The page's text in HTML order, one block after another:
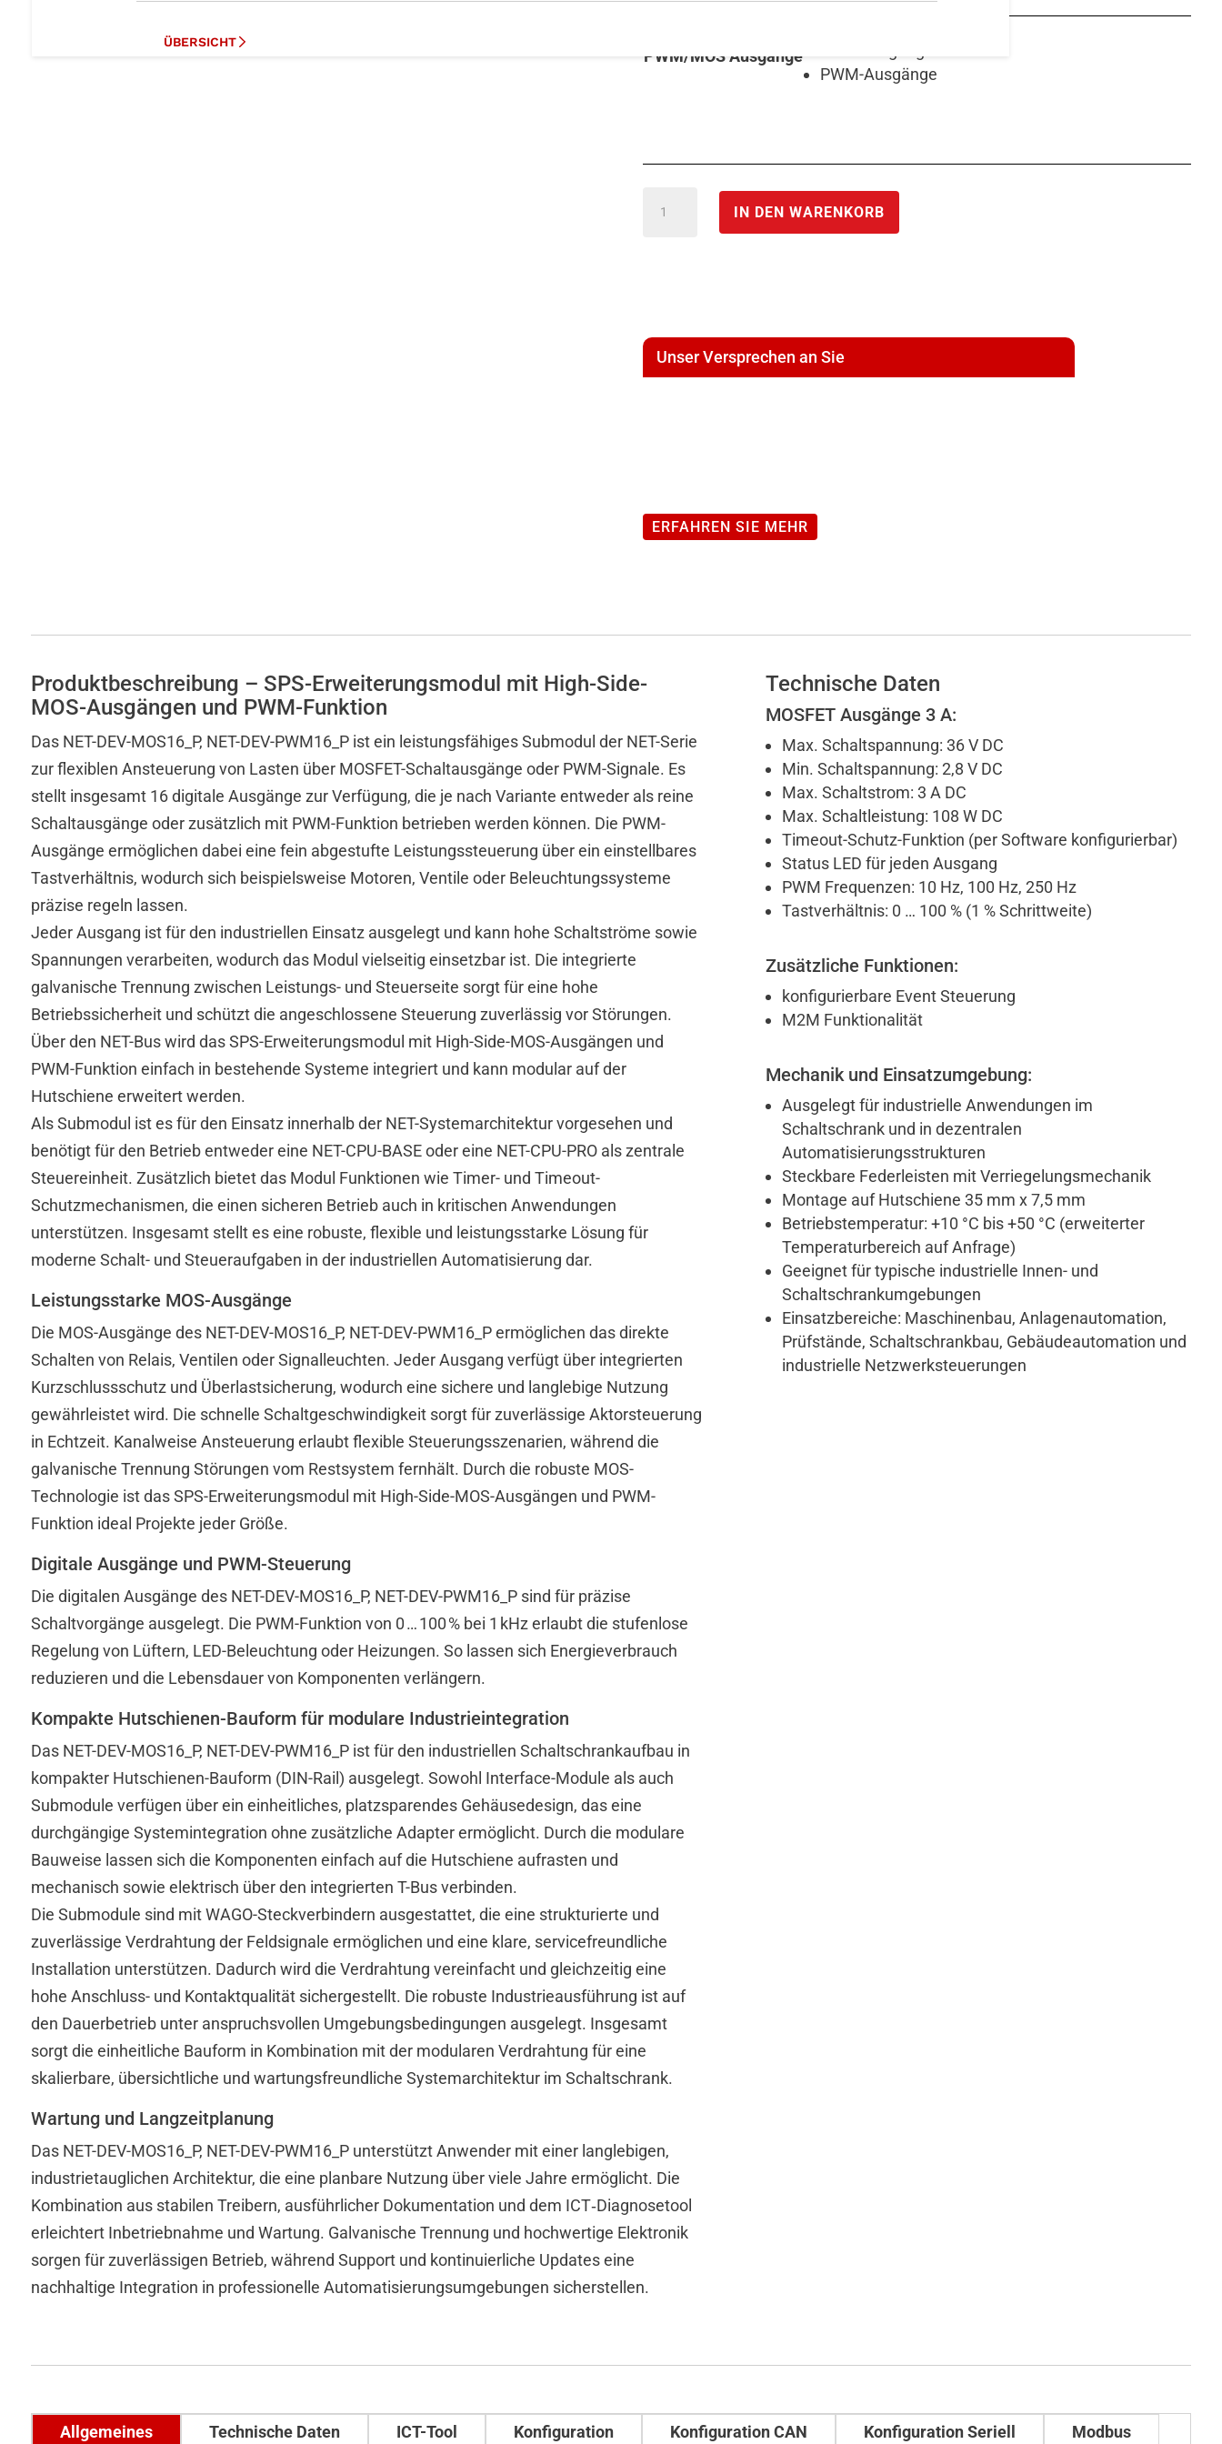
ÜBERSICHT
Digital
Analog
Temperatur
CANopen
Digital
Temperatur
Analog-Digital
Installations Programm installieren und Modul Funktionen überprüfen
INBETRIEBNAHME & TEST
KONFIGURATION
DIAGNOSE
Inbetriebnahme
Hardware verbinden
Setup
Modul hinzufügen
Test / ICT-Tool
Download
KUNDENLÖSUNGEN
ÜBERSICHT
HARDWARE
PWM/MOS Ausgänge
PWM-Ausgänge
Erweiterungsmodul
Ausgänge
PWM
16
Menge
IN DEN WARENKORB
Unser Versprechen an Sie
ERFAHREN SIE MEHR
Produktbeschreibung – SPS-Erweiterungsmodul mit High-Side-
MOS-Ausgängen und PWM-Funktion
Das NET-DEV-MOS16_P, NET-DEV-PWM16_P ist ein leistungsfähiges Submodul der NET-Serie
zur flexiblen Ansteuerung von Lasten über MOSFET-Schaltausgänge oder PWM-Signale. Es
stellt insgesamt 16 digitale Ausgänge zur Verfügung, die je nach Variante entweder als reine
Schaltausgänge oder zusätzlich mit PWM-Funktion betrieben werden können. Die PWM-
Ausgänge ermöglichen dabei eine fein abgestufte Leistungssteuerung über ein einstellbares
Tastverhältnis, wodurch sich beispielsweise Motoren, Ventile oder Beleuchtungssysteme
präzise regeln lassen.
Jeder Ausgang ist für den industriellen Einsatz ausgelegt und kann hohe Schaltströme sowie
Spannungen verarbeiten, wodurch das Modul vielseitig einsetzbar ist. Die integrierte
galvanische Trennung zwischen Leistungs- und Steuerseite sorgt für eine hohe
Betriebssicherheit und schützt die angeschlossene Steuerung zuverlässig vor Störungen.
Über den NET-Bus wird das SPS-Erweiterungsmodul mit High-Side-MOS-Ausgängen und
PWM-Funktion einfach in bestehende Systeme integriert und kann modular auf der
Hutschiene erweitert werden.
Als Submodul ist es für den Einsatz innerhalb der NET-Systemarchitektur vorgesehen und
benötigt für den Betrieb entweder eine NET-CPU-BASE oder eine NET-CPU-PRO als zentrale
Steuereinheit. Zusätzlich bietet das Modul Funktionen wie Timer- und Timeout-
Schutzmechanismen, die einen sicheren Betrieb auch in kritischen Anwendungen
unterstützen. Insgesamt stellt es eine robuste, flexible und leistungsstarke Lösung für
moderne Schalt- und Steueraufgaben in der industriellen Automatisierung dar.
Leistungsstarke MOS-Ausgänge
Die MOS-Ausgänge des NET-DEV-MOS16_P, NET-DEV-PWM16_P ermöglichen das direkte
Schalten von Relais, Ventilen oder Signalleuchten. Jeder Ausgang verfügt über integrierten
Kurzschlussschutz und Überlastsicherung, wodurch eine sichere und langlebige Nutzung
gewährleistet wird. Die schnelle Schaltgeschwindigkeit sorgt für zuverlässige Aktorsteuerung
in Echtzeit. Kanalweise Ansteuerung erlaubt flexible Steuerungsszenarien, während die
galvanische Trennung Störungen vom Restsystem fernhält. Durch die robuste MOS-
Technologie ist das SPS-Erweiterungsmodul mit High-Side-MOS-Ausgängen und PWM-
Funktion ideal Projekte jeder Größe.
Digitale Ausgänge und PWM-Steuerung
Die digitalen Ausgänge des NET-DEV-MOS16_P, NET-DEV-PWM16_P sind für präzise
Schaltvorgänge ausgelegt. Die PWM-Funktion von 0 … 100 % bei 1 kHz erlaubt die stufenlose
Regelung von Lüftern, LED-Beleuchtung oder Heizungen. So lassen sich Energieverbrauch
reduzieren und die Lebensdauer von Komponenten verlängern.
Kompakte Hutschienen-Bauform für modulare Industrieintegration
Das NET-DEV-MOS16_P, NET-DEV-PWM16_P ist für den industriellen Schaltschrankaufbau in
kompakter Hutschienen-Bauform (DIN-Rail) ausgelegt. Sowohl Interface-Module als auch
Submodule verfügen über ein einheitliches, platzsparendes Gehäusedesign, das eine
durchgängige Systemintegration ohne zusätzliche Adapter ermöglicht. Durch die modulare
Bauweise lassen sich die Komponenten einfach auf die Hutschiene aufrasten und
mechanisch sowie elektrisch über den integrierten T-Bus verbinden.
Die Submodule sind mit WAGO-Steckverbindern ausgestattet, die eine strukturierte und
zuverlässige Verdrahtung der Feldsignale ermöglichen und eine klare, servicefreundliche
Installation unterstützen. Dadurch wird die Verdrahtung vereinfacht und gleichzeitig eine
hohe Anschluss- und Kontaktqualität sichergestellt. Die robuste Industrieausführung ist auf
den Dauerbetrieb unter anspruchsvollen Umgebungsbedingungen ausgelegt. Insgesamt
sorgt die einheitliche Bauform in Kombination mit der modularen Verdrahtung für eine
skalierbare, übersichtliche und wartungsfreundliche Systemarchitektur im Schaltschrank.
Wartung und Langzeitplanung
Das NET-DEV-MOS16_P, NET-DEV-PWM16_P unterstützt Anwender mit einer langlebigen,
industrietauglichen Architektur, die eine planbare Nutzung über viele Jahre ermöglicht. Die
Kombination aus stabilen Treibern, ausführlicher Dokumentation und dem ICT‑Diagnosetool
erleichtert Inbetriebnahme und Wartung. Galvanische Trennung und hochwertige Elektronik
sorgen für zuverlässigen Betrieb, während Support und kontinuierliche Updates eine
nachhaltige Integration in professionelle Automatisierungsumgebungen sicherstellen.
Technische Daten
MOSFET Ausgänge 3 A:
Max. Schaltspannung: 36 V DC
Min. Schaltspannung: 2,8 V DC
Max. Schaltstrom: 3 A DC
Max. Schaltleistung: 108 W DC
Timeout-Schutz-Funktion (per Software konfigurierbar)
Status LED für jeden Ausgang
PWM Frequenzen: 10 Hz, 100 Hz, 250 Hz
Tastverhältnis: 0 … 100 % (1 % Schrittweite)
Zusätzliche Funktionen:
konfigurierbare Event Steuerung
M2M Funktionalität
Mechanik und Einsatzumgebung:
Ausgelegt für industrielle Anwendungen im
Schaltschrank und in dezentralen
Automatisierungsstrukturen
Steckbare Federleisten mit Verriegelungsmechanik
Montage auf Hutschiene 35 mm x 7,5 mm
Betriebstemperatur: +10 °C bis +50 °C (erweiterter
Temperaturbereich auf Anfrage)
Geeignet für typische industrielle Innen- und
Schaltschrankumgebungen
Einsatzbereiche: Maschinenbau, Anlagenautomation,
Prüfstände, Schaltschrankbau, Gebäudeautomation und
industrielle Netzwerksteuerungen
Allgemeines Technische Daten ICT-Tool Konfiguration Konfiguration CAN Konfiguration Seriell Modbus